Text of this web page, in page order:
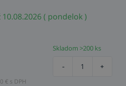
( pondelok )
€ s DPH
Skladom >200 ks
- +